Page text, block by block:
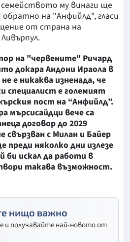
му винаги ще
на "Анфийлд", гласи
от страна на
на "червените" Ричард
докара Андони Ираола в
е никаква изненада, че
специалист е големият
пост на “Анфийлд”.
мърсисайдци вече са
договор до 2029
свързван с Милан и Байер
преди няколко дни излезе
би искал да работи в
такава възможност.
нищо важно
и получавайте най-новото от